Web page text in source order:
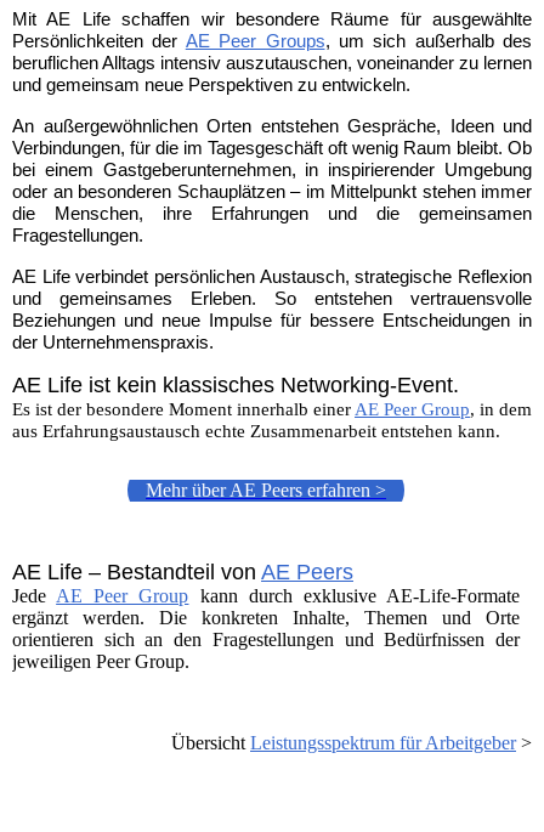
Mit AE Life schaffen wir besondere Räume für ausgewählte
Persönlichkeiten der AE Peer Groups, um sich außerhalb des
beruflichen Alltags intensiv auszutauschen, voneinander zu lernen
und gemeinsam neue Perspektiven zu entwickeln.
An außergewöhnlichen Orten entstehen Gespräche, Ideen und
Verbindungen, für die im Tagesgeschäft oft wenig Raum bleibt. Ob
bei einem Gastgeberunternehmen, in inspirierender Umgebung
oder an besonderen Schauplätzen – im Mittelpunkt stehen immer
die Menschen, ihre Erfahrungen und die gemeinsamen
Fragestellungen.
AE Life verbindet persönlichen Austausch, strategische Reflexion
und gemeinsames Erleben. So entstehen vertrauensvolle
Beziehungen und neue Impulse für bessere Entscheidungen in
der Unternehmenspraxis.
AE Life ist kein klassisches Networking-Event.
Es ist der besondere Moment innerhalb einer AE Peer Group, in dem
aus Erfahrungsaustausch echte Zusammenarbeit entstehen kann.
Mehr über AE Peers erfahren >
AE Life – Bestandteil von AE Peers
Jede AE Peer Group kann durch exklusive AE-Life-Formate
ergänzt werden. Die konkreten Inhalte, Themen und Orte
orientieren sich an den Fragestellungen und Bedürfnissen der
jeweiligen Peer Group.
Übersicht Leistungsspektrum für Arbeitgeber>